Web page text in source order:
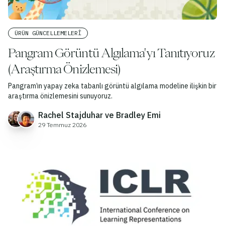
ÜRÜN GÜNCELLEMELERI
Pangram Görüntü Algılama'yı Tanıtıyoruz
(Araştırma Önizlemesi)
Pangram’ın yapay zeka tabanlı görüntü algılama modeline ilişkin bir
araştırma önizlemesini sunuyoruz.
Rachel Stajduhar ve Bradley Emi
29 Temmuz 2026